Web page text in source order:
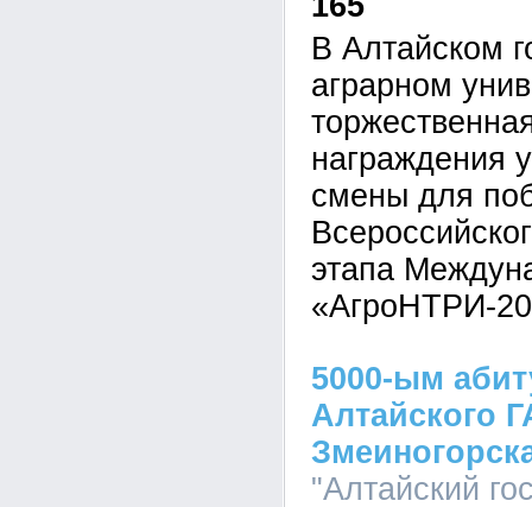
В Алтайском
аграрном
награждения
смены для
этапа
«АгроНТРИ-
5000-ым
Алтайского
"Алтайский